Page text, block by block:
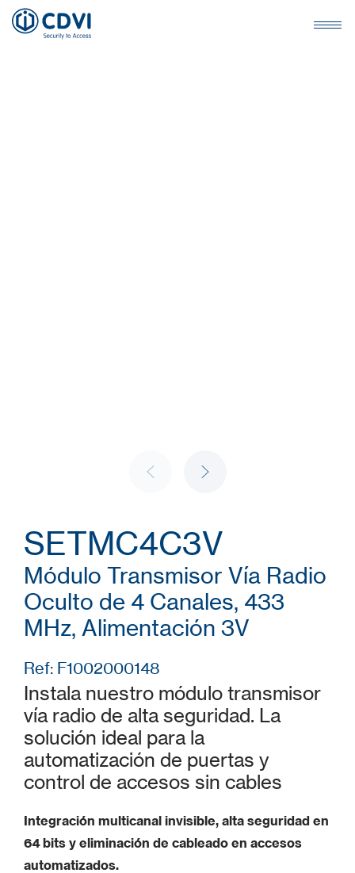
SETMC4C3V
Módulo Transmisor Vía Radio
Oculto de 4 Canales, 433
MHz, Alimentación 3V
Ref: F1002000148
Instala nuestro módulo transmisor
vía radio de alta seguridad. La
solución ideal para la
automatización de puertas y
control de accesos sin cables
Integración multicanal invisible, alta seguridad en
64 bits y eliminación de cableado en accesos
automatizados.